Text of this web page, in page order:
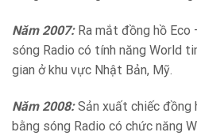
Năm 2007:Ra mắt đồng hồ Eco
sóng Radio có tính năng World
gian ở khu vực Nhật Bản, Mỹ.
Năm 2008:Sản xuất chiếc đồng
bằng sóng Radio có chức năng